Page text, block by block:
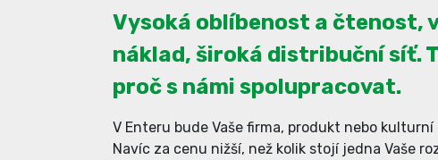
Vysoká oblíbenost a čtenost,
náklad, široká distribuční síť.
proč s námi spolupracovat.
V Enteru bude Vaše firma, produkt nebo
Navíc za cenu nižší, než kolik stojí jedna Vaše